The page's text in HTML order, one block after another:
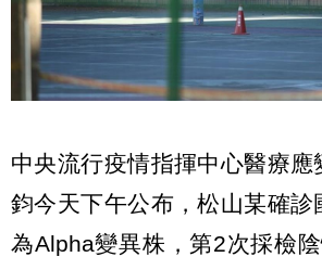
中央流行疫情指揮中心醫療應
鈞今天下午公布，松山某確診
為Alpha變異株，第2次採檢